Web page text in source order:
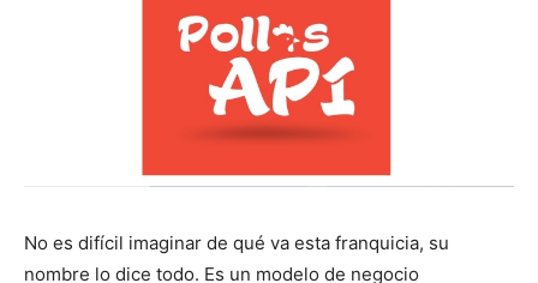
No es difícil imaginar de qué va esta franquicia, su
nombre lo dice todo. Es un modelo de negocio